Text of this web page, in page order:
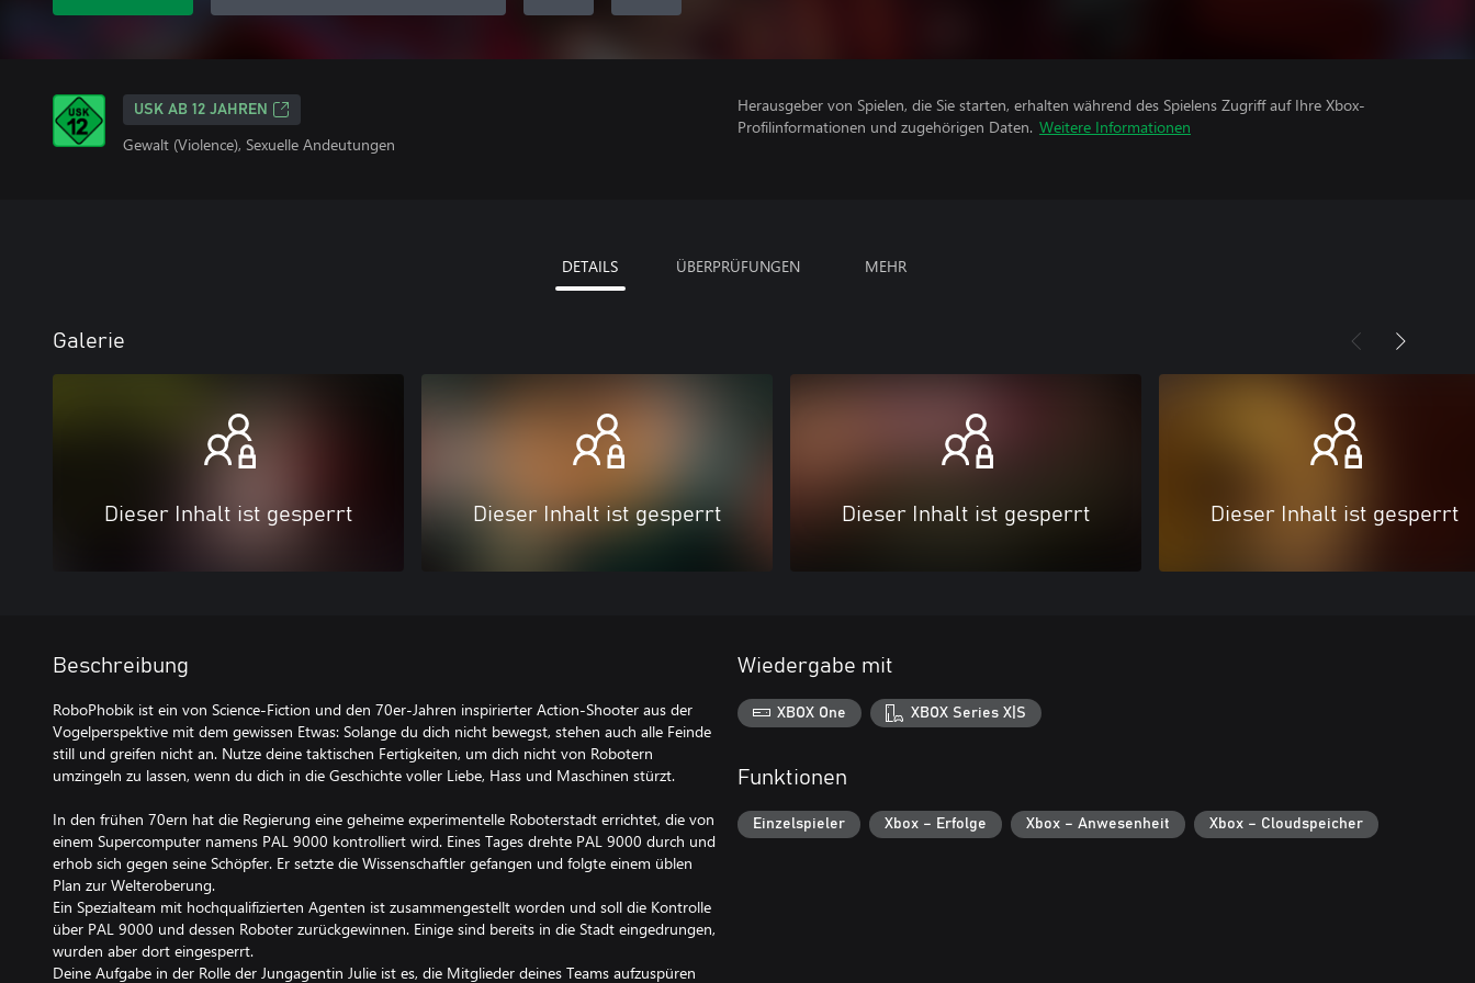
USK AB 12 JAHREN
Gewalt (Violence), Sexuelle Andeutungen
Herausgeber von Spielen, die Sie starten, erhalten während des Spielens Zugriff auf Ihre Xbox-
Profilinformationen und zugehörigen Daten. Weitere Informationen
DETAILS ÜBERPRÜFUNGEN MEHR
Galerie
Dieser Inhalt ist gesperrt Dieser Inhalt ist gesperrt Dieser Inhalt ist gesperrt Dieser Inhalt ist gesperrt
Beschreibung
RoboPhobik ist ein von Science-Fiction und den 70er-Jahren inspirierter Action-Shooter aus der
Vogelperspektive mit dem gewissen Etwas: Solange du dich nicht bewegst, stehen auch alle Feinde
still und greifen nicht an. Nutze deine taktischen Fertigkeiten, um dich nicht von Robotern
umzingeln zu lassen, wenn du dich in die Geschichte voller Liebe, Hass und Maschinen stürzt.
In den frühen 70ern hat die Regierung eine geheime experimentelle Roboterstadt errichtet, die von
einem Supercomputer namens PAL 9000 kontrolliert wird. Eines Tages drehte PAL 9000 durch und
erhob sich gegen seine Schöpfer. Er setzte die Wissenschaftler gefangen und folgte einem üblen
Plan zur Welteroberung.
Ein Spezialteam mit hochqualifizierten Agenten ist zusammengestellt worden und soll die Kontrolle
über PAL 9000 und dessen Roboter zurückgewinnen. Einige sind bereits in die Stadt eingedrungen,
wurden aber dort eingesperrt.
Deine Aufgabe in der Rolle der Jungagentin Julie ist es, die Mitglieder deines Teams aufzuspüren
Wiedergabe mit
XBOX One XBOX Series X|S
Funktionen
Einzelspieler Xbox – Erfolge Xbox – Anwesenheit Xbox – Cloudspeicher